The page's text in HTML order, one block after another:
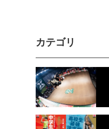
カテゴリ